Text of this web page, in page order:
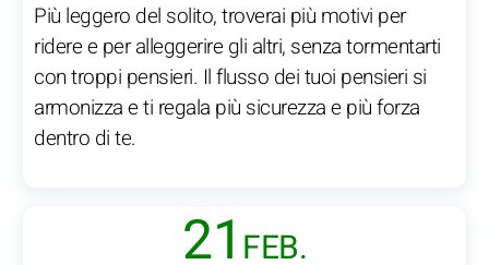
Più leggero del solito, troverai più motivi per
ridere e per alleggerire gli altri, senza tormentarti
con troppi pensieri. Il flusso dei tuoi pensieri si
armonizza e ti regala più sicurezza e più forza
dentro di te.
21 FEB.